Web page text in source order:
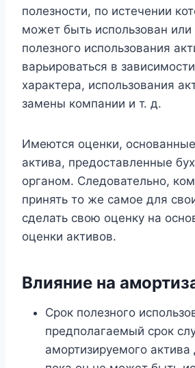
полезности, по истечении
может быть использован или
полезного использования
варьироваться в
характера, использования
замены компании и т. д.
Имеются оценки,
актива, предоставленные
органом. Следовательно,
принять то же самое для
сделать свою оценку на
оценки активов.
Влияние на
Срок полезного
предполагаемый срок
амортизируемого актива